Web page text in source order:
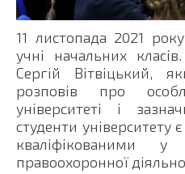
11 листопада 2021
учні начальних
Сергій Вітвіцький,
розповів про
університеті і
студенти
кваліфікованими
правоохоронної